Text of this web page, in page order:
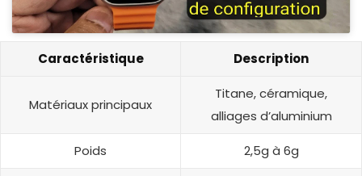
Caractéristique Description
Matériaux principaux
Titane, céramique,
alliages d’aluminium
Poids 2,5g à 6g